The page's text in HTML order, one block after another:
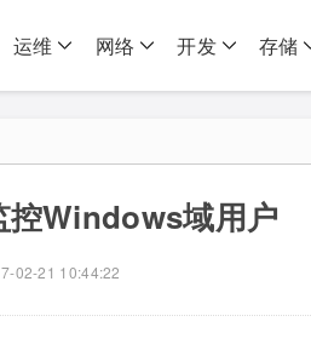
运维 网络 开发 存储
控Windows域用户
02-21 10:44:22